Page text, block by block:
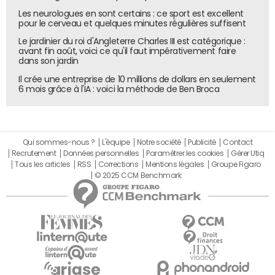
Les neurologues en sont certains : ce sport est excellent
pour le cerveau et quelques minutes régulières suffisent
Le jardinier du roi d'Angleterre Charles III est catégorique :
avant fin août, voici ce qu'il faut impérativement faire
dans son jardin
Il crée une entreprise de 10 millions de dollars en seulement
6 mois grâce à l'IA : voici la méthode de Ben Broca
Qui sommes-nous ? L'équipe Notre société Publicité
Contact
Recrutement
Données personnelles Paramétrer les cookies
Gérer Utiq
Tous les articles
RSS Corrections Mentions légales
Groupe Figaro
© 2025 CCM Benchmark